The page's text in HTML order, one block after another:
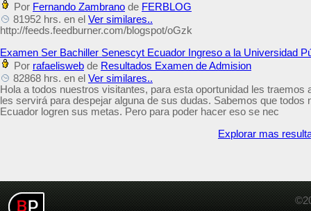
Por Fernando Zambrano de FERBLOG
81952 hrs. en el Ver similares..
http://feeds.feedburner.com/blogspot/oGzk
Examen Ser Bachiller Senescyt Ecuador Ingreso a la Universidad
Por rafaelisweb de Resultados Examen de Admision
82868 hrs. en el Ver similares..
Hola a todos nuestros visitantes, para esta oportunidad les
les servirá para despejar alguna de sus dudas. Sabemos que
Ecuador logren sus metas. Pero para poder hacer eso se nec
Explorar mas